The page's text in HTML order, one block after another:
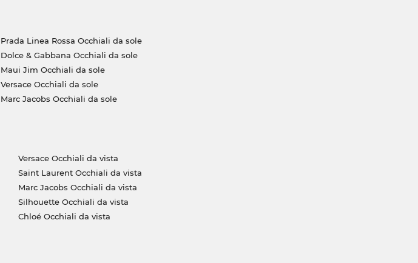
Prada Linea Rossa Occhiali da sole
Dolce & Gabbana Occhiali da sole
Maui Jim Occhiali da sole
Versace Occhiali da sole
Marc Jacobs Occhiali da sole
Versace Occhiali da vista
Saint Laurent Occhiali da vista
Marc Jacobs Occhiali da vista
Silhouette Occhiali da vista
Chloé Occhiali da vista